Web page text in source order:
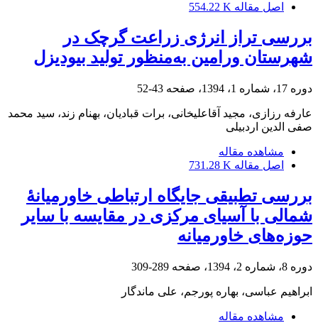
اصل مقاله 554.22 K
بررسی تراز انرژی زراعت گرچک در
شهرستان ورامین به‌منظور تولید بیودیزل
دوره 17، شماره 1، 1394، صفحه 43-52
عارفه رزازی، مجید آقاعلیخانی، برات قبادیان، بهنام زند، سید محمد
صفی الدین اردبیلی
مشاهده مقاله
اصل مقاله 731.28 K
بررسی تطبیقی جایگاه ارتباطی خاورمیانۀ
شمالی با آسیای مرکزی در مقایسه با سایر
حوزه‌های خاورمیانه
دوره 8، شماره 2، 1394، صفحه 289-309
ابراهیم عباسی، بهاره پورجم، علی ماندگار
مشاهده مقاله